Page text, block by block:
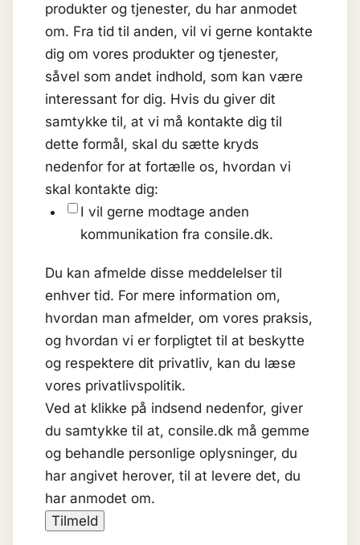
produkter og tjenester, du har anmodet
om. Fra tid til anden, vil vi gerne kontakte
dig om vores produkter og tjenester,
såvel som andet indhold, som kan være
interessant for dig. Hvis du giver dit
samtykke til, at vi må kontakte dig til
dette formål, skal du sætte kryds
nedenfor for at fortælle os, hvordan vi
skal kontakte dig:
I vil gerne modtage anden
kommunikation fra consile.dk.
Du kan afmelde disse meddelelser til
enhver tid. For mere information om,
hvordan man afmelder, om vores praksis,
og hvordan vi er forpligtet til at beskytte
og respektere dit privatliv, kan du læse
vores privatlivspolitik.
Ved at klikke på indsend nedenfor, giver
du samtykke til at, consile.dk må gemme
og behandle personlige oplysninger, du
har angivet herover, til at levere det, du
har anmodet om.